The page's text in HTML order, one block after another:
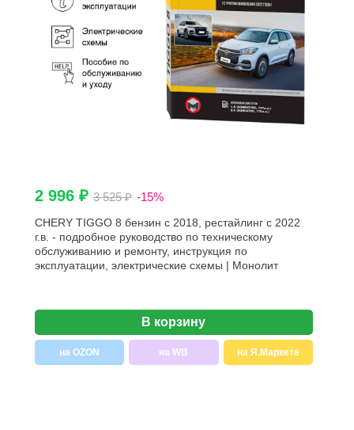
2 996 ₽ 3 525 ₽ -15%
CHERY TIGGO 8 бензин с 2018, рестайлинг с 2022
г.в. - подробное руководство по техническому
обслуживанию и ремонту, инструкция по
эксплуатации, электрические схемы | Монолит
В корзину
на OZON на WB на Я.Маркете